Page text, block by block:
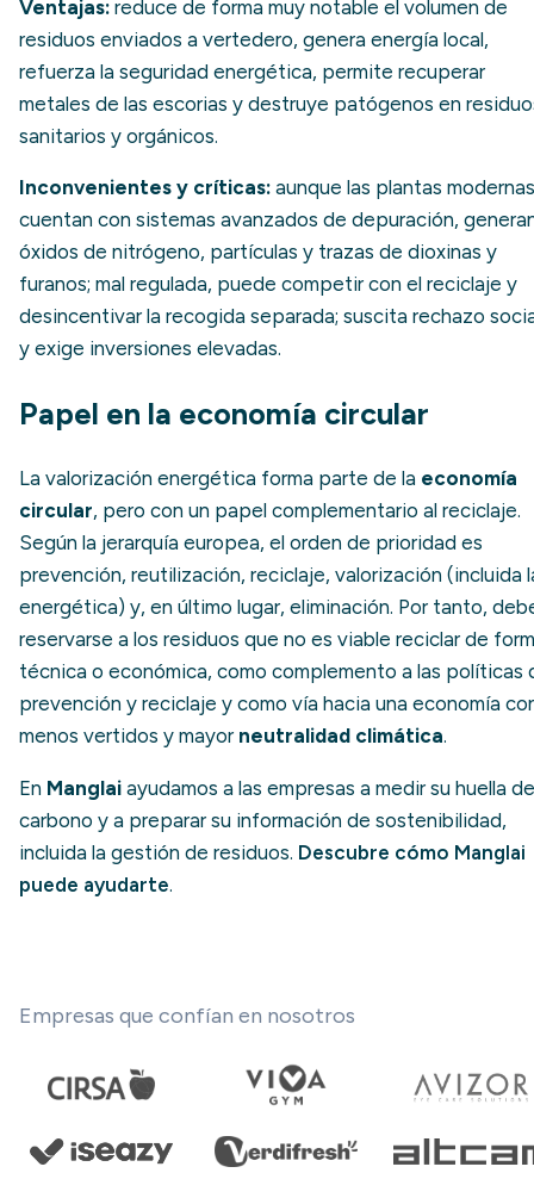
Ventajas: reduce de forma muy notable el volumen de
residuos enviados a vertedero, genera energía local,
refuerza la seguridad energética, permite recuperar
metales de las escorias y destruye patógenos en
sanitarios y orgánicos.
Inconvenientes y críticas: aunque las plantas modernas
cuentan con sistemas avanzados de depuración,
óxidos de nitrógeno, partículas y trazas de dioxinas y
furanos; mal regulada, puede competir con el reciclaje y
desincentivar la recogida separada; suscita rechazo
y exige inversiones elevadas.
Papel en la economía circular
La valorización energética forma parte de la economía
circular, pero con un papel complementario al reciclaje.
Según la jerarquía europea, el orden de prioridad es
prevención, reutilización, reciclaje, valorización (incluida
energética) y, en último lugar, eliminación. Por tanto,
reservarse a los residuos que no es viable reciclar de
técnica o económica, como complemento a las políticas
prevención y reciclaje y como vía hacia una economía
menos vertidos y mayor neutralidad climática.
En Manglai ayudamos a las empresas a medir su huella de
carbono y a preparar su información de sostenibilidad,
incluida la gestión de residuos. Descubre cómo Manglai
puede ayudarte.
Empresas que confían en nosotros